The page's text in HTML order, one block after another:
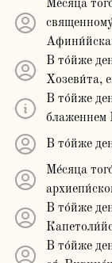
Ме́сяца
В то́йже
Хозеви́та,
В то́йже
блаженнем
В то́йже
Ме́сяца
В то́йже
В то́йже